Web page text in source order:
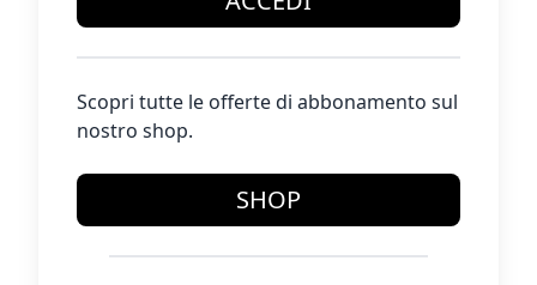
Scopri tutte le offerte di abbonamento sul
nostro shop.
SHOP